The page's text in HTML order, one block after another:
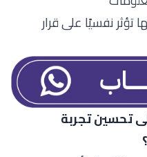
تؤثر نفسيًا على قرار
تحسين تجربة